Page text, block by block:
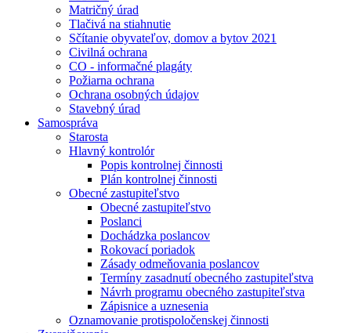
Matričný úrad
Tlačivá na stiahnutie
Sčítanie obyvateľov, domov a bytov 2021
Civilná ochrana
CO - informačné plagáty
Požiarna ochrana
Ochrana osobných údajov
Stavebný úrad
Samospráva
Starosta
Hlavný kontrolór
Popis kontrolnej činnosti
Plán kontrolnej činnosti
Obecné zastupiteľstvo
Obecné zastupiteľstvo
Poslanci
Dochádzka poslancov
Rokovací poriadok
Zásady odmeňovania poslancov
Termíny zasadnutí obecného zastupiteľstva
Návrh programu obecného zastupiteľstva
Zápisnice a uznesenia
Oznamovanie protispoločenskej činnosti